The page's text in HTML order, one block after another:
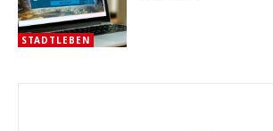
STADTLEBEN